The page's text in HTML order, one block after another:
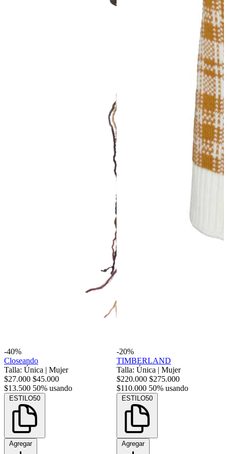
-40%
Closeando
Talla: Única | Mujer
$27.000 $45.000
$13.500 50% usando
ESTILO50
Agregar
-20%
TIMBERLAND
Talla: Única | Mujer
$220.000 $275.000
$110.000 50% usando
ESTILO50
Agregar